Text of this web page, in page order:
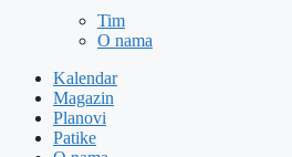
Tim
O nama
Kalendar
Magazin
Planovi
Patike